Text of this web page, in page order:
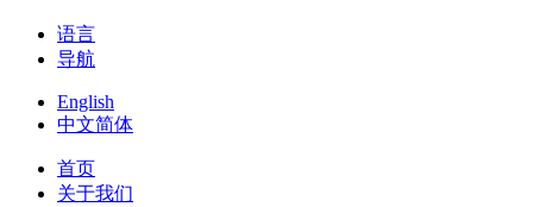
语言
导航
English
中文简体
首页
关于我们